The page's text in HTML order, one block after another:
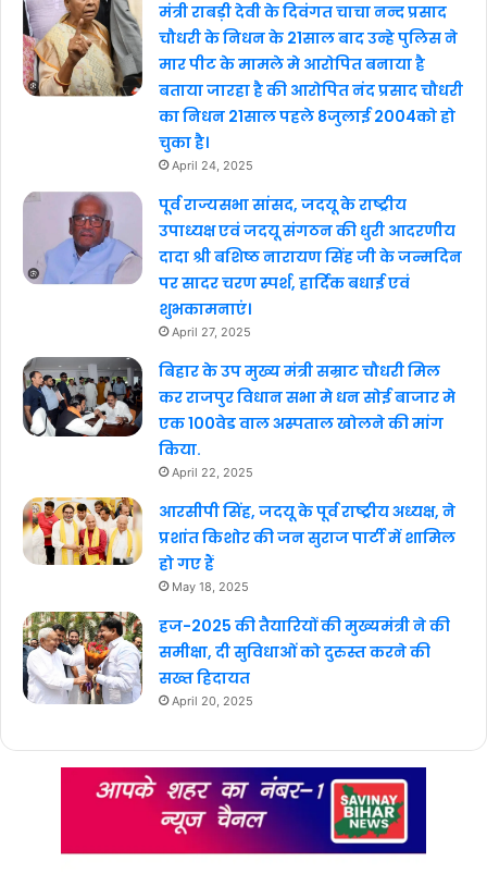
मंत्री राबड़ी देवी के दिवंगत चाचा नन्द प्रसाद
चौधरी के निधन के 21साल बाद उन्हे पुलिस ने
मार पीट के मामले मे आरोपित बनाया है
बताया जारहा है की आरोपित नंद प्रसाद चौधरी
का निधन 21साल पहले 8जुलाई 2004को हो
चुका है।
April 24, 2025
पूर्व राज्यसभा सांसद, जदयू के राष्ट्रीय
उपाध्यक्ष एवं जदयू संगठन की धुरी आदरणीय
दादा श्री बशिष्ठ नारायण सिंह जी के जन्मदिन
पर सादर चरण स्पर्श, हार्दिक बधाई एवं
शुभकामनाएं।
April 27, 2025
बिहार के उप मुख्य मंत्री सम्राट चौधरी मिल
कर राजपुर विधान सभा मे धन सोई बाजार मे
एक 100वेड वाल अस्पताल खोलने की मांग
किया.
April 22, 2025
आरसीपी सिंह, जदयू के पूर्व राष्ट्रीय अध्यक्ष, ने
प्रशांत किशोर की जन सुराज पार्टी में शामिल
हो गए हैं
May 18, 2025
हज-2025 की तैयारियों की मुख्यमंत्री ने की
समीक्षा, दी सुविधाओं को दुरुस्त करने की
सख्त हिदायत
April 20, 2025